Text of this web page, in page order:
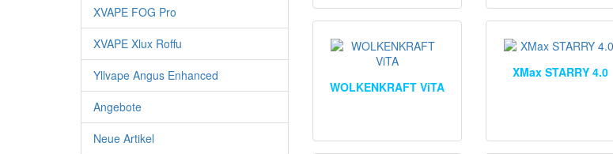
WOLKENKRAFT ViTA
XMax STARRY 4.0
XVAPE FOG Pro
XVAPE Xlux Roffu
Yllvape Angus Enhanced
Angebote
Neue Artikel